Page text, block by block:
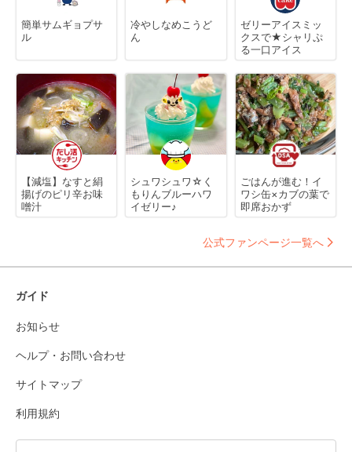
簡単サムギョプサ
ル
冷やしなめこうど
ん
ゼリーアイスミッ
クスで★シャリぷ
る一口アイス
【減塩】なすと絹
揚げのピリ辛お味
噌汁
シュワシュワ☆く
もりんブルーハワ
イゼリー♪
ごはんが進む！イ
ワシ缶×カブの葉で
即席おかず
公式ファンページ一覧へ
ガイド
お知らせ
ヘルプ・お問い合わせ
サイトマップ
利用規約